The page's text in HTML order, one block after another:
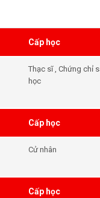
Cấp học
Thạc sĩ , Chứng chỉ
học
Cấp học
Cử nhân
Cấp học